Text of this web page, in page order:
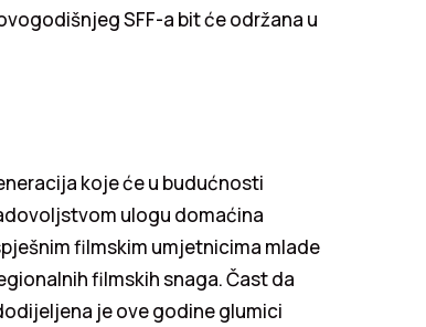
SFF-a bit će održana u
koje će u budućnosti
ulogu domaćina
filmskim umjetnicima mlade
filmskih snaga. Čast da
je ove godine glumici